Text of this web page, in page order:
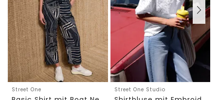
Street One Street One Studio